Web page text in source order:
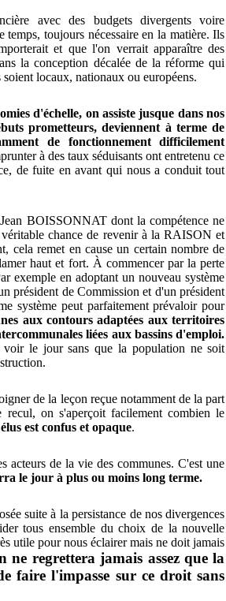
avec des budgets divergents voire
toujours nécessaire en la matière. Ils
et que l'on verrait apparaître des
la conception décalée de la réforme qui
locaux, nationaux ou européens.
d'échelle, on assiste jusque dans nos
prometteurs, deviennent à terme de
de fonctionnement difficilement
à des taux séduisants ont entretenu ce
de fuite en avant qui nous a conduit tout
BOISSONNAT dont la compétence ne
chance de revenir à la RAISON et
cela remet en cause un certain nombre de
haut et fort. À commencer par la perte
exemple en adoptant un nouveau système
président de Commission et d'un président
système peut parfaitement prévaloir pour
aux contours adaptées aux territoires
liées aux bassins d'emploi.
voir le jour sans que la population ne soit
de la leçon reçue notamment de la part
on s'aperçoit facilement combien le
est confus et opaque.
acteurs de la vie des communes. C'est une
le jour à plus ou moins long terme.
suite à la persistance de nos divergences
tous ensemble du choix de la nouvelle
utile pour nous éclairer mais ne doit jamais
ne regrettera jamais assez que la
faire l'impasse sur ce droit sans